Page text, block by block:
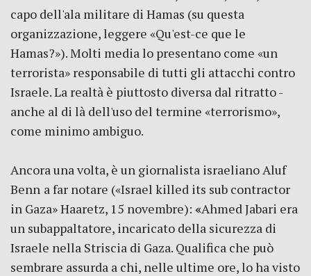
capo dell'ala militare di Hamas (su questa
organizzazione, leggere «Qu'est-ce que le
Hamas?»). Molti media lo presentano come «un
terrorista» responsabile di tutti gli attacchi contro
Israele. La realtà è piuttosto diversa dal ritratto -
anche al di là dell'uso del termine «terrorismo»,
come minimo ambiguo.
Ancora una volta, è un giornalista israeliano Aluf
Benn a far notare («Israel killed its sub contractor
in Gaza» Haaretz, 15 novembre): «Ahmed Jabari era
un subappaltatore, incaricato della sicurezza di
Israele nella Striscia di Gaza. Qualifica che può
sembrare assurda a chi, nelle ultime ore, lo ha visto